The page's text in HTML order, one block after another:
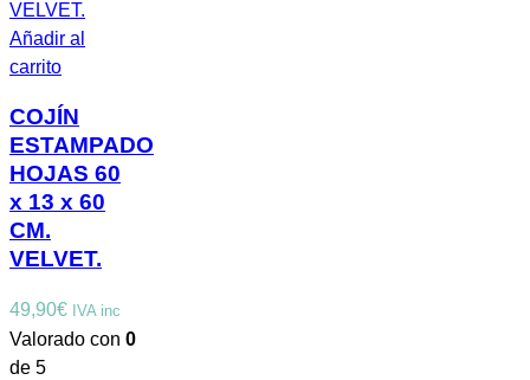
Añadir al
carrito
COJÍN
ESTAMPADO
HOJAS 60
x 13 x 60
CM.
VELVET.
49,90€ IVA inc
Valorado con 0
de 5